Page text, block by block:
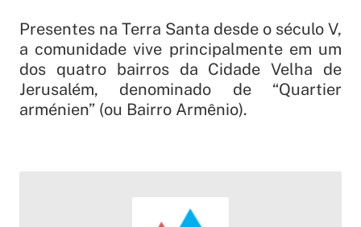
Presentes na Terra Santa desde o século V,
a comunidade vive principalmente em um
dos quatro bairros da Cidade Velha de
Jerusalém, denominado de “Quartier
arménien” (ou Bairro Armênio).